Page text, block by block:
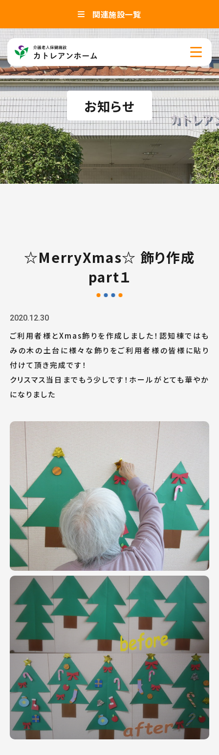
関連施設一覧
お知らせ
☆MerryXmas☆ 飾り作成
part１
2020.12.30
ご利用者様とXmas飾りを作成しました！認知棟ではも
みの木の土台に様々な飾りをご利用者様の皆様に貼り
付けて頂き完成です！
クリスマス当日までもう少しです！ホールがとても華やか
になりました